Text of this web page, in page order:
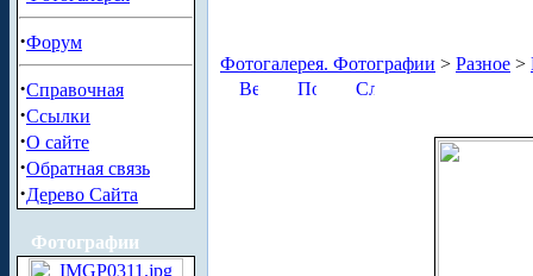
·Форум
·Справочная
·Ссылки
·О сайте
·Обратная связь
·Дерево Сайта
Фотографии
Фотогалерея. Фотографии > Разное >